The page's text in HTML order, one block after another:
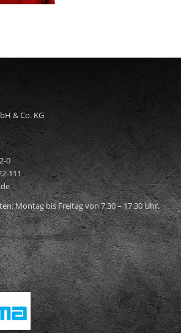
& Co. KG
0
111
Montag bis Freitag von 7.30 – 17.30 Uhr.